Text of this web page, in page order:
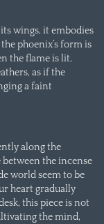
wings, it embodies
phoenix’s form is
the flame is lit,
as if the
a faint
along the
between the incense
world seem to be
heart gradually
this piece is not
the mind,